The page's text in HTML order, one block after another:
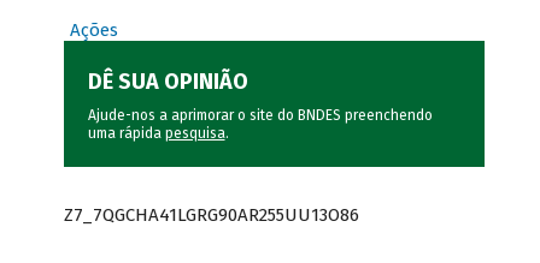
Ações
DÊ SUA OPINIÃO
Ajude-nos a aprimorar o site do BNDES preenchendo
uma rápida pesquisa.
Z7_7QGCHA41LGRG90AR255UU13O86